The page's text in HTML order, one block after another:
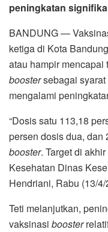
peningkatan
BANDUNG —
ketiga di Kota
atau hampir mencapai
boostersebagai syarat
mengalami
“Dosis satu 113,18
persen dosis dua, dan
booster. Target di
Kesehatan Dinas
Hendriani, Rabu (13/4/
Teti melanjutkan,
vaksinasi booster